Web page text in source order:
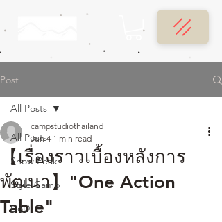
Post
All Posts
Snow Peak
Style Camp
DoD
All Posts
【เรื่องราวเบื้องหลังการ
พัฒนา】"One Action
Table"
campstudiothailand
Jun 4 1 min read